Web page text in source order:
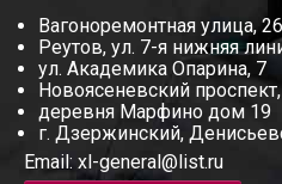
Вагоноремонтная улица,
Реутов, ул. 7-я нижняя
ул. Академика Опарина, 7
Новоясеневский проспект,
деревня Марфино дом 19
г. Дзержинский,
Email: xl-general@list.ru